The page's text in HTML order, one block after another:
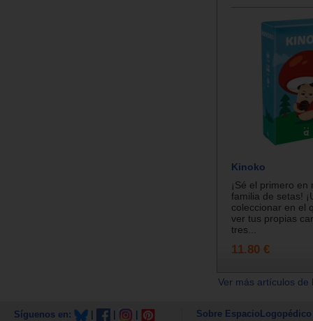
Kinoko
¡Sé el primero en
familia de setas!
coleccionar en el
ver tus propias
tres...
11.80 €
Ver más artículos
Síguenos en: Sobre EspacioLogopédico